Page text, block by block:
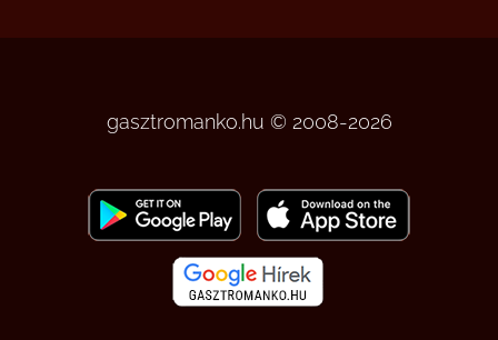
gasztromanko.hu © 2008-2026